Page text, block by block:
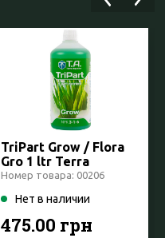
TriPart Grow / Flora
Gro 1 ltr Terra
Aquatica /GHE
Номер товара: 00206
Нет в наличии
475.00 грн